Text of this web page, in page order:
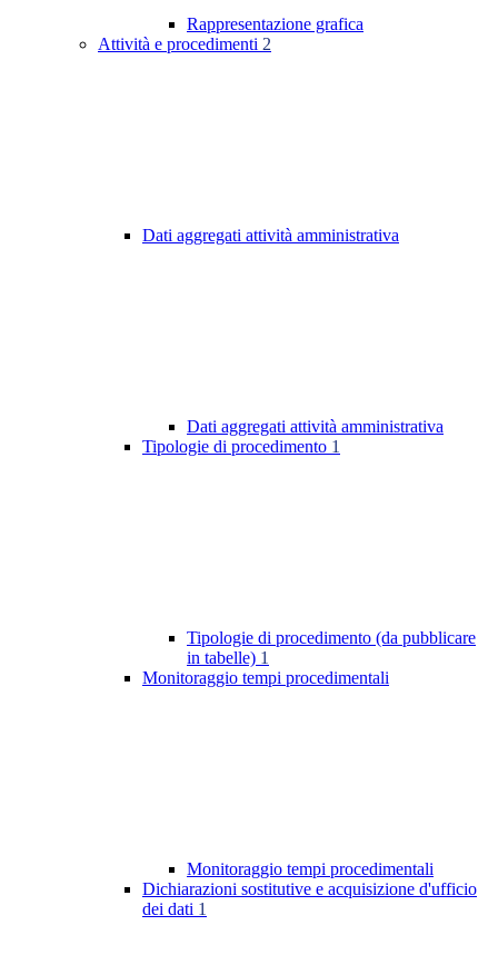
Rappresentazione grafica
Attività e procedimenti 2
Dati aggregati attività amministrativa
Dati aggregati attività amministrativa
Tipologie di procedimento 1
Tipologie di procedimento (da pubblicare
in tabelle) 1
Monitoraggio tempi procedimentali
Monitoraggio tempi procedimentali
Dichiarazioni sostitutive e acquisizione d'ufficio
dei dati 1